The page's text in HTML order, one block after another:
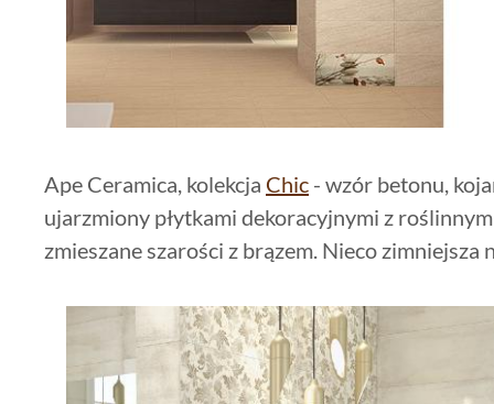
Ape Ceramica, kolekcja Chic - wzór betonu,
ujarzmiony płytkami dekoracyjnymi z
zmieszane szarości z brązem. Nieco zimniejsza